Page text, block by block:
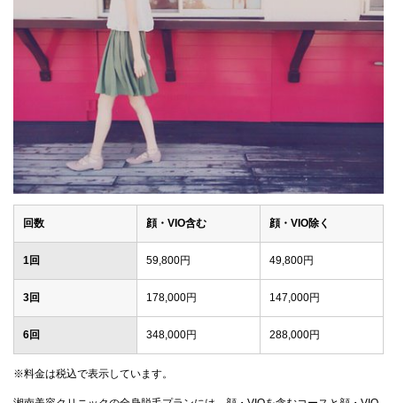
回数 顔・VIO含む 顔・VIO除く
1回 59,800円 49,800円
3回 178,000円 147,000円
6回 348,000円 288,000円
※料金は税込で表示しています。